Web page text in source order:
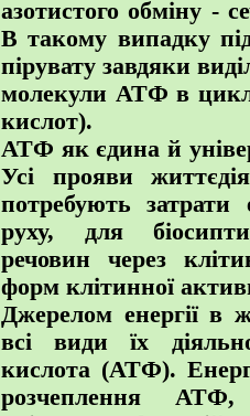
азотистого обміну -
В такому випадку під
пірувату завдяки
молекули АТФ в
кислот).
АТФ як єдина й
Усі прояви
потребують затрати
руху, для
речовин через
форм клітинної
Джерелом енергії в
всі види їх
кислота (АТФ).
розчеплення АТФ,